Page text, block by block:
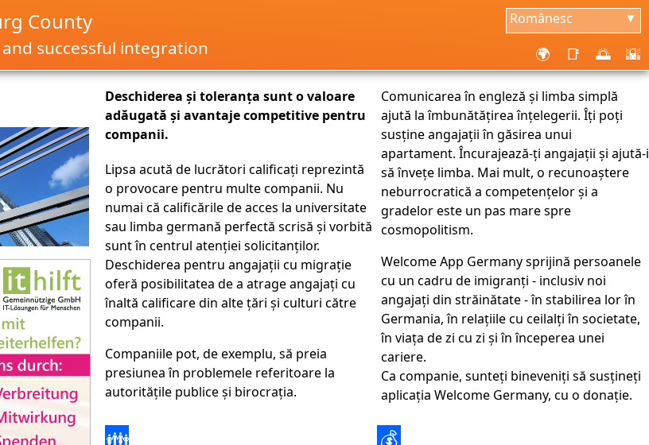
Românesc ▼
County
successful integration 🌍 📑 🌅 🌇
Deschiderea și toleranța sunt o valoare
adăugată și avantaje competitive pentru
companii.
Lipsa acută de lucrători calificați reprezintă
o provocare pentru multe companii. Nu
numai că calificările de acces la universitate
sau limba germană perfectă scrisă și vorbită
sunt în centrul atenției solicitanților.
Deschiderea pentru angajații cu migrație
oferă posibilitatea de a atrage angajați cu
înaltă calificare din alte țări și culturi către
companii.
Companiile pot, de exemplu, să preia
presiunea în problemele referitoare la
autoritățile publice și birocrația.
Comunicarea în engleză și limba simplă
ajută la îmbunătățirea înțelegerii. Îți poți
susține angajații în găsirea unui
apartament. Încurajează-ți angajații și ajută-i
să învețe limba. Mai mult, o recunoaștere
neburrocratică a competențelor și a
gradelor este un pas mare spre
cosmopolitism.
Welcome App Germany sprijină persoanele
cu un cadru de imigranți - inclusiv noi
angajați din străinătate - în stabilirea lor în
Germania, în relațiile cu ceilalți în societate,
în viața de zi cu zi și în începerea unei
cariere.
Ca companie, sunteți bineveniți să susțineți
aplicația Welcome Germany, cu o donație.
👪 💰